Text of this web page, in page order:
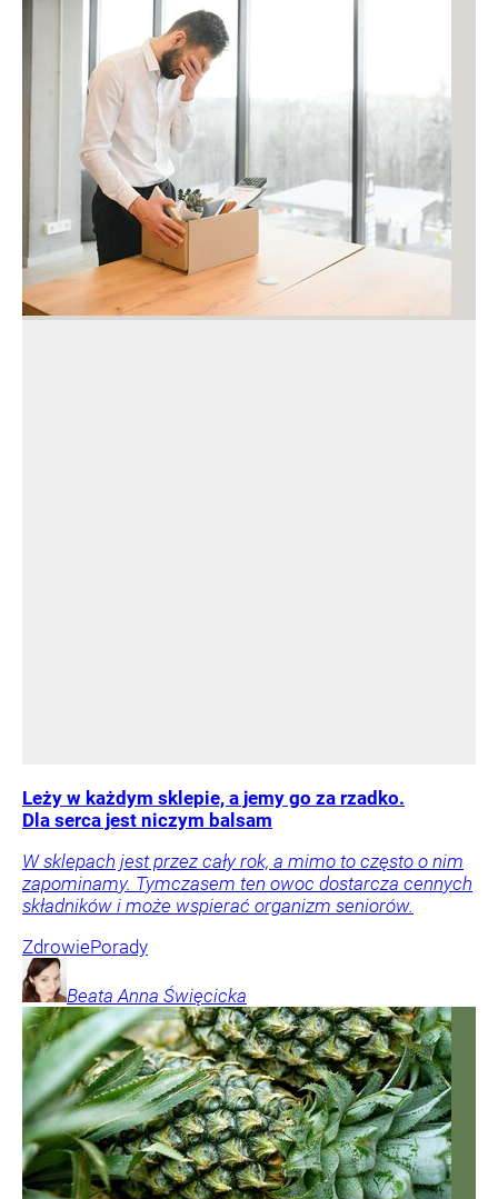
Leży w każdym sklepie, a jemy go za rzadko.
Dla serca jest niczym balsam
W sklepach jest przez cały rok, a mimo to często o nim
zapominamy. Tymczasem ten owoc dostarcza cennych
składników i może wspierać organizm seniorów.
ZdrowiePorady
Beata Anna Święcicka